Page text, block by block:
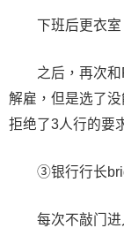
下班后更衣室
之后，再次
解雇，但是选了
拒绝了3人行的要
③银行行长
每次不敲门